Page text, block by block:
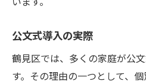
公文式導入の実際
鶴見区では、多くの家庭が公
す。その理由の一つとして、個